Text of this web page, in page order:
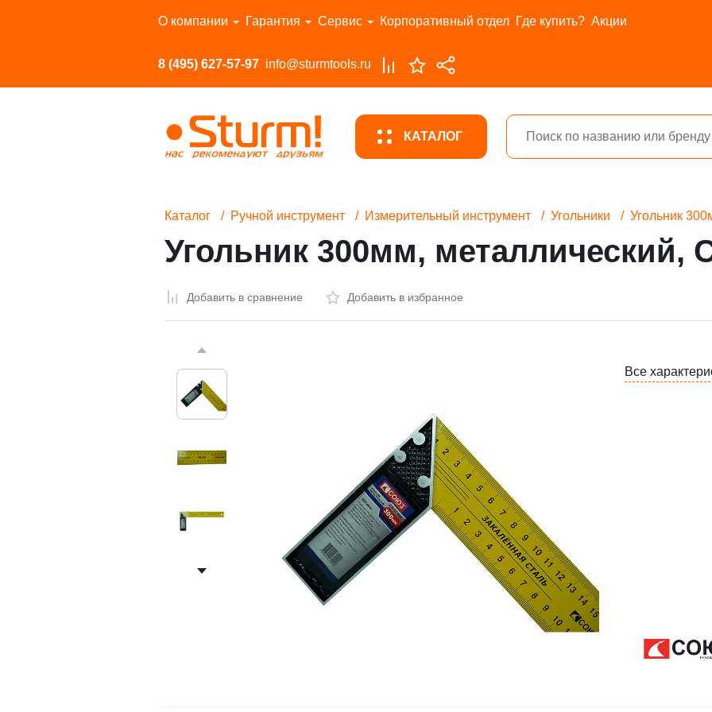
О компании Гарантия Сервис Корпоративный отдел Где купить? Акции
8 (495) 627-57-97 info@sturmtools.ru
КАТАЛОГ
Перейти в каталог
Каталог Ручной инструмент Измерительный инструмент Угольники Угольник
Угольник 300мм,
Добавить в сравнение Добавить в избранное
Все